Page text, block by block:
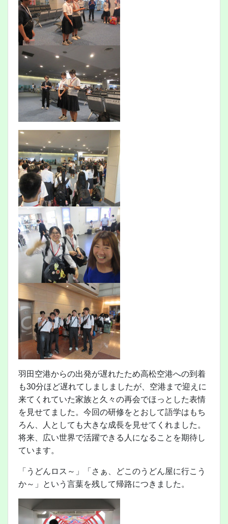
羽田空港からの出発が遅れたため高松空港への到着
も30分ほど遅れてしましましたが、空港まで迎えに
来てくれていた家族と久々の再会でほっとした表情
を見せてました。今回の研修をとおして語学はもち
ろん、人としても大きな成長を見せてくれました。
将来、広い世界で活躍できる人になることを期待し
ています。
「うどんロス～」「さぁ、どこのうどん屋に行こう
か～」という言葉を残して帰路につきました。